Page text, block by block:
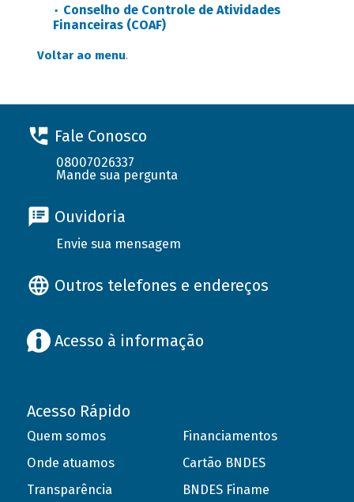
Conselho de Controle de Atividades
Financeiras (COAF)
Voltar ao menu.
Fale Conosco
08007026337
Mande sua pergunta
Ouvidoria
Envie sua mensagem
Outros telefones e endereços
Acesso à informação
Acesso Rápido
Quem somos
Onde atuamos
Transparência
Financiamentos
Cartão BNDES
BNDES Finame